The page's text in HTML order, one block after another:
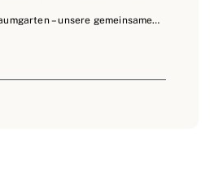
10. Fazit: Euer Traumgarten – unsere gemeinsame Vision